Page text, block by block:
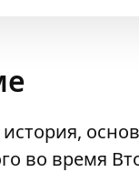
во время